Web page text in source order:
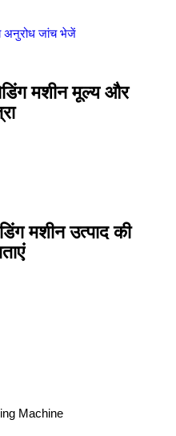
अनुरोध जांच भेजें
मशीन मूल्य और
मशीन उत्पाद की
Machine